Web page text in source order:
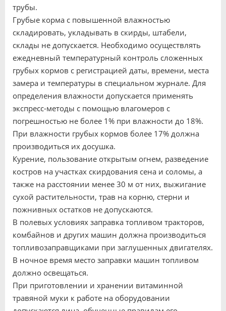
трубы.
Грубые корма с повышенной влажностью
складировать, укладывать в скирды, штабели,
склады не допускается. Необходимо осуществлять
ежедневный температурный контроль сложенных
грубых кормов с регистрацией даты, времени, места
замера и температуры в специальном журнале. Для
определения влажности допускается применять
экспресс-методы с помощью влагомеров с
погрешностью не более 1% при влажности до 18%.
При влажности грубых кормов более 17% должна
производиться их досушка.
Курение, пользование открытым огнем, разведение
костров на участках скирдования сена и соломы, а
также на расстоянии менее 30 м от них, выжигание
сухой растительности, трав на корню, стерни и
пожнивных остатков не допускаются.
В полевых условиях заправка топливом тракторов,
комбайнов и других машин должна производиться
топливозаправщиками при заглушенных двигателях.
В ночное время место заправки машин топливом
должно освещаться.
При приготовлении и хранении витаминной
травяной муки к работе на оборудовании